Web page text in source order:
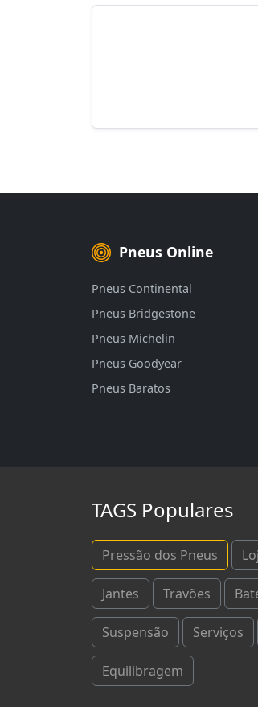
Pneus Online
Pneus Continental
Pneus Bridgestone
Pneus Michelin
Pneus Goodyear
Pneus Baratos
TAGS Populares
Pressão dos Pneus
Jantes Travões
Suspensão Serviços
Equilibragem